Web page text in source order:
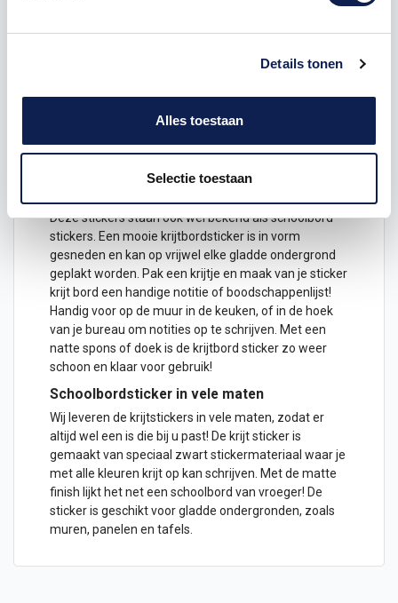
Details tonen
Alles toestaan
Selectie toestaan
Verkrijgbaar in de volgende afmetingen (bxh):
45 x 57cm
Deze stickers staan ook wel bekend als schoolbord
stickers. Een mooie krijtbordsticker is in vorm
gesneden en kan op vrijwel elke gladde ondergrond
geplakt worden. Pak een krijtje en maak van je sticker
krijt bord een handige notitie of boodschappenlijst!
Handig voor op de muur in de keuken, of in de hoek
van je bureau om notities op te schrijven. Met een
natte spons of doek is de krijtbord sticker zo weer
schoon en klaar voor gebruik!
Schoolbordsticker in vele maten
Wij leveren de krijtstickers in vele maten, zodat er
altijd wel een is die bij u past! De krijt sticker is
gemaakt van speciaal zwart stickermateriaal waar je
met alle kleuren krijt op kan schrijven. Met de matte
finish lijkt het net een schoolbord van vroeger! De
sticker is geschikt voor gladde ondergronden, zoals
muren, panelen en tafels.